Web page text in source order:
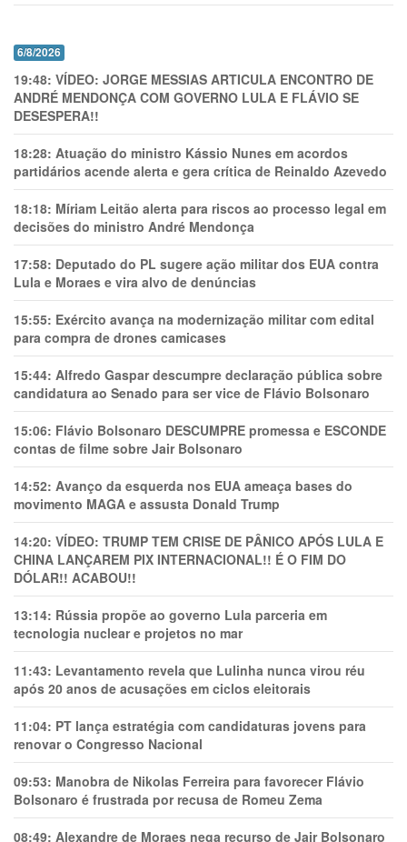
6/8/2026
19:48: VÍDEO: JORGE MESSIAS ARTICULA ENCONTRO DE
ANDRÉ MENDONÇA COM GOVERNO LULA E FLÁVIO SE
DESESPERA!!
18:28: Atuação do ministro Kássio Nunes em acordos
partidários acende alerta e gera crítica de Reinaldo Azevedo
18:18: Míriam Leitão alerta para riscos ao processo legal em
decisões do ministro André Mendonça
17:58: Deputado do PL sugere ação militar dos EUA contra
Lula e Moraes e vira alvo de denúncias
15:55: Exército avança na modernização militar com edital
para compra de drones camicases
15:44: Alfredo Gaspar descumpre declaração pública sobre
candidatura ao Senado para ser vice de Flávio Bolsonaro
15:06: Flávio Bolsonaro DESCUMPRE promessa e ESCONDE
contas de filme sobre Jair Bolsonaro
14:52: Avanço da esquerda nos EUA ameaça bases do
movimento MAGA e assusta Donald Trump
14:20: VÍDEO: TRUMP TEM CRlSE DE PÂNlCO APÓS LULA E
CHINA LANÇAREM PIX INTERNACIONAL!! É O FIM DO
DÓLAR!! ACABOU!!
13:14: Rússia propõe ao governo Lula parceria em
tecnologia nuclear e projetos no mar
11:43: Levantamento revela que Lulinha nunca virou réu
após 20 anos de acusações em ciclos eleitorais
11:04: PT lança estratégia com candidaturas jovens para
renovar o Congresso Nacional
09:53: Manobra de Nikolas Ferreira para favorecer Flávio
Bolsonaro é frustrada por recusa de Romeu Zema
08:49: Alexandre de Moraes nega recurso de Jair Bolsonaro